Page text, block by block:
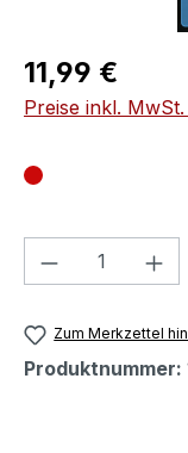
Regulärer Preis:
11,99 €
Preise inkl.
Produkt
Zum Merkzettel
Produktnummer: